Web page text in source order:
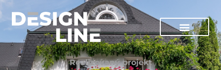
Realizovaný projekt